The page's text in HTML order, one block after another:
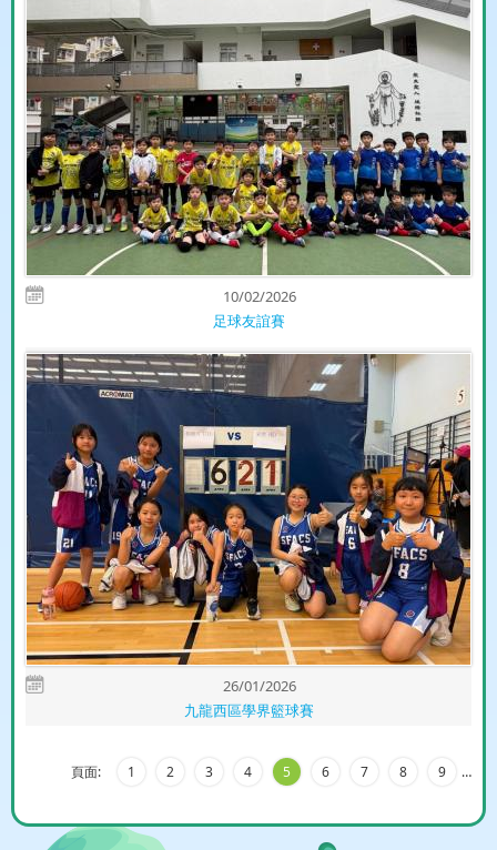
10/02/2026
足球友誼賽
26/01/2026
九龍西區學界籃球賽
頁面: 1 2 3 4 5 6 7 8 9 …